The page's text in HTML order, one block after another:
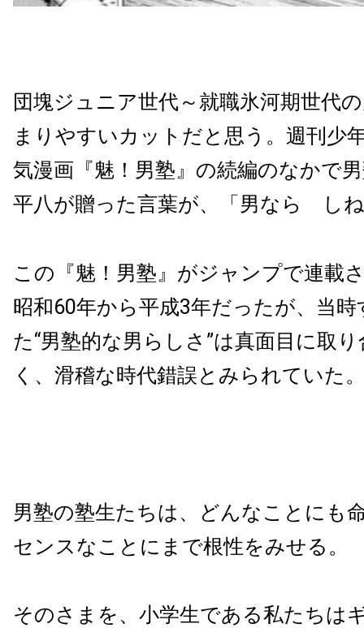
団塊ジュニア世代～就職氷河期世代
まりやすいカットだと思う。週刊少
気漫画『魅！男塾』の続編のなかで
平八が贈った言葉が、「男なら し
この『魅！男塾』がジャンプで連載
昭和60年から平成3年だったが、当
た“男塾的な男らしさ”は真面目に取
く、滑稽な時代錯誤とみられていた
男塾の塾生たちは、どんなことにも
センスなことにまで根性をみせる。
そのさまを、小学生である私たちは